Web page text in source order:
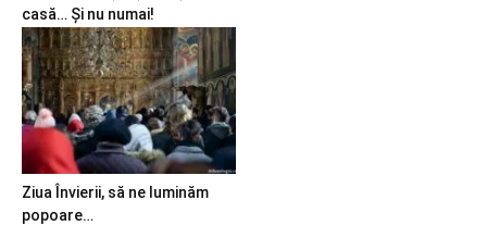
casă… Și nu numai!
Ziua Învierii, să ne luminăm
popoare…